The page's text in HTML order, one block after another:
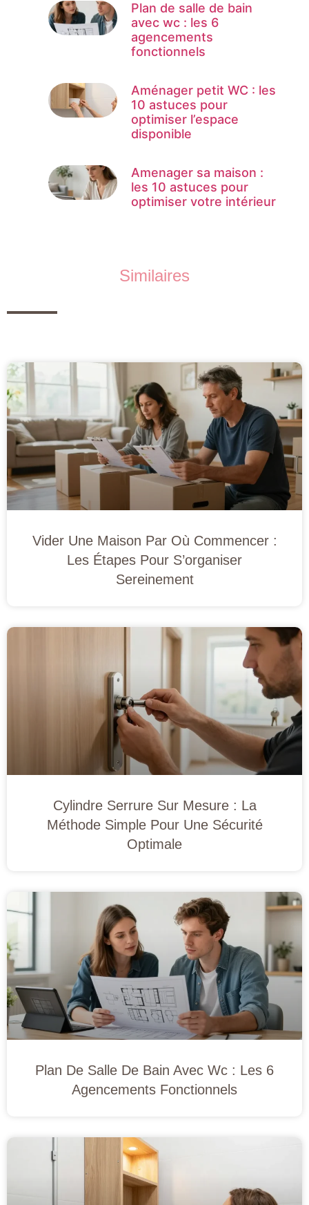
Plan de salle de bain
avec wc : les 6
agencements
fonctionnels
Aménager petit WC : les
10 astuces pour
optimiser l’espace
disponible
Amenager sa maison :
les 10 astuces pour
optimiser votre intérieur
Similaires
Vider Une Maison Par Où Commencer :
Les Étapes Pour S’organiser
Sereinement
Cylindre Serrure Sur Mesure : La
Méthode Simple Pour Une Sécurité
Optimale
Plan De Salle De Bain Avec Wc : Les 6
Agencements Fonctionnels